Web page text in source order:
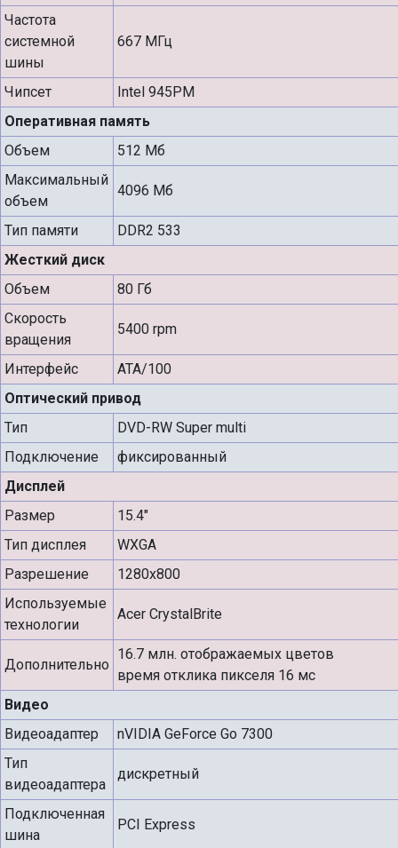
Частота
системной
шины
667 МГц
Чипсет
Intel 945PM
Оперативная память
Объем
512 Мб
Максимальный
объем
4096 Мб
Тип памяти
DDR2 533
Жесткий диск
Объем
80 Гб
Скорость
вращения
5400 rpm
Интерфейс
ATA/100
Оптический привод
Тип
DVD-RW Super multi
Подключение
фиксированный
Дисплей
Размер
15.4"
Тип дисплея
WXGA
Разрешение
1280x800
Используемые
технологии
Acer CrystalBrite
Дополнительно
16.7 млн. отображаемых цветов
время отклика пикселя 16 мс
Видео
Видеоадаптер
nVIDIA GeForce Go 7300
Тип
видеоадаптера
дискретный
Подключенная
шина
PCI Express